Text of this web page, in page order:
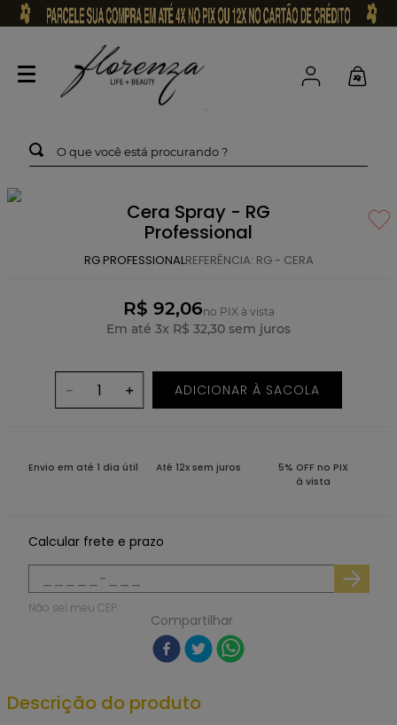
O que você está procurando ?
Cera Spray - RG
Professional
RG PROFESSIONALREFERÊNCIA: RG - CERA
R$ 92,06no PIX à vista
Em até 3x R$ 32,30 sem juros
＋
－ ADICIONAR À SACOLA
Envio em até 1 dia útil Até 12x sem juros
5% OFF no PIX
à vista
Calcular frete e prazo
Não sei meu CEP
Compartilhar
Descrição do produto